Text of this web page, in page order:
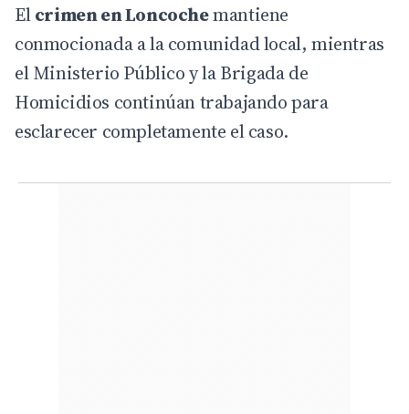
Elcrimen en Loncochemantiene
conmocionada a la comunidad local, mientras
el Ministerio Público y la Brigada de
Homicidios continúan trabajando para
esclarecer completamente el caso.